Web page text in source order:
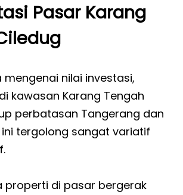
Pasar Karang
nilai investasi,
kawasan Karang Tengah
perbatasan Tangerang dan
tergolong sangat variatif
properti di pasar bergerak